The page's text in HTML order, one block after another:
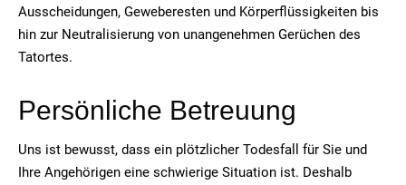
Ausscheidungen, Geweberesten und Körperflüssigkeiten bis
hin zur Neutralisierung von unangenehmen Gerüchen des
Tatortes.
Persönliche Betreuung
Uns ist bewusst, dass ein plötzlicher Todesfall für Sie und
Ihre Angehörigen eine schwierige Situation ist. Deshalb